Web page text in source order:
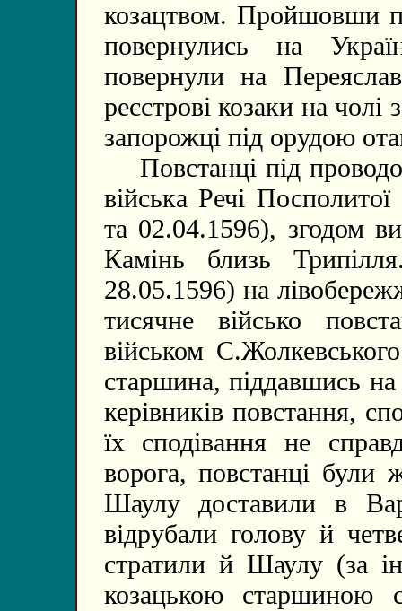
козацтвом. Пройшовши
повернулись на
повернули на
реєстрові козаки на
запорожці під орудою
Повстанці під
війська Речі
та 02.04.1596), згодом
Камінь близь
28.05.1596) на
тисячне військо
військом
старшина, піддавшись на
керівників повстання,
їх сподівання не
ворога, повстанці були
Шаулу доставили в
відрубали голову й
стратили й Шаулу (за
козацькою старшиною